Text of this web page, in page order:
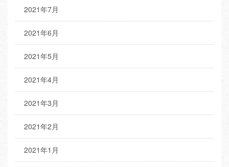
2021年7月
2021年6月
2021年5月
2021年4月
2021年3月
2021年2月
2021年1月